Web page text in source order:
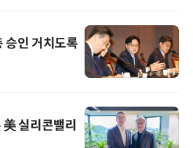
승인 거치도록
실리콘밸리